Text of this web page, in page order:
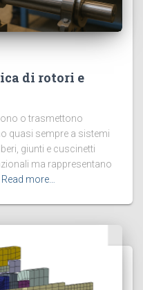
di rotori e
o trasmettono
quasi sempre a sistemi
giunti e cuscinetti
ma rappresentano
Read more…